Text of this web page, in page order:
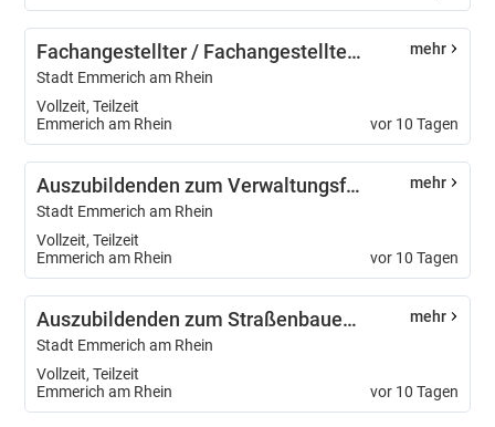
Fachangestellter / Fachangestellte für Medien- und Informationsdienste - Fachrichtung Bibliothek (m/w/d)
Stadt Emmerich am Rhein
Vollzeit, Teilzeit
Emmerich am Rhein
mehr
vor 10 Tagen
Auszubildenden zum Verwaltungsfachangestellten / Auszubildende zur Verwaltungsfachangestellten m/w/d)
Stadt Emmerich am Rhein
Vollzeit, Teilzeit
Emmerich am Rhein
mehr
vor 10 Tagen
Auszubildenden zum Straßenbauer / Auszubildende zur Straßenbauerin (m/w/d)
Stadt Emmerich am Rhein
Vollzeit, Teilzeit
Emmerich am Rhein
mehr
vor 10 Tagen